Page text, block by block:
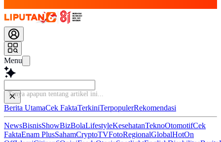
Menu
Tanya
Berita UtamaCek FaktaTerkiniTerpopulerRekomendasi
NewsBisnisShowBizBolaLifestyleKesehatanTeknoOtomotifCek
FaktaEnam PlusSahamCryptoTVFotoRegionalGlobalHotOn